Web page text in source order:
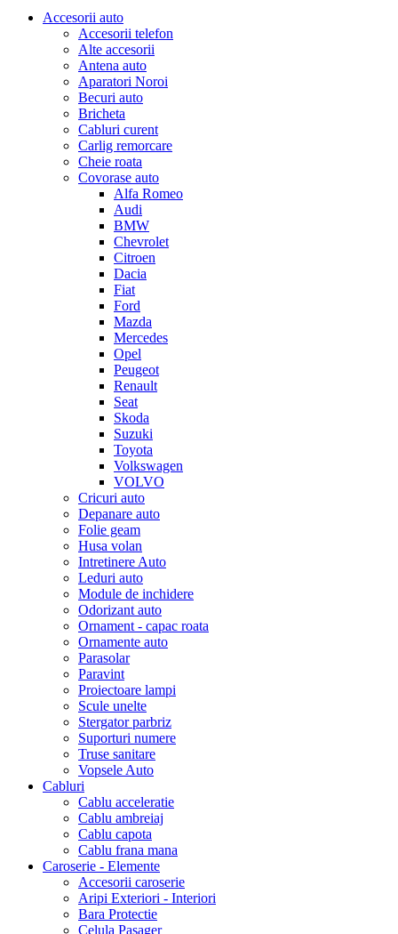
Accesorii auto
Accesorii telefon
Alte accesorii
Antena auto
Aparatori Noroi
Becuri auto
Bricheta
Cabluri curent
Carlig remorcare
Cheie roata
Covorase auto
Alfa Romeo
Audi
BMW
Chevrolet
Citroen
Dacia
Fiat
Ford
Mazda
Mercedes
Opel
Peugeot
Renault
Seat
Skoda
Suzuki
Toyota
Volkswagen
VOLVO
Cricuri auto
Depanare auto
Folie geam
Husa volan
Intretinere Auto
Leduri auto
Module de inchidere
Odorizant auto
Ornament - capac roata
Ornamente auto
Parasolar
Paravint
Proiectoare lampi
Scule unelte
Stergator parbriz
Suporturi numere
Truse sanitare
Vopsele Auto
Cabluri
Cablu acceleratie
Cablu ambreiaj
Cablu capota
Cablu frana mana
Caroserie - Elemente
Accesorii caroserie
Aripi Exteriori - Interiori
Bara Protectie
Celula Pasager